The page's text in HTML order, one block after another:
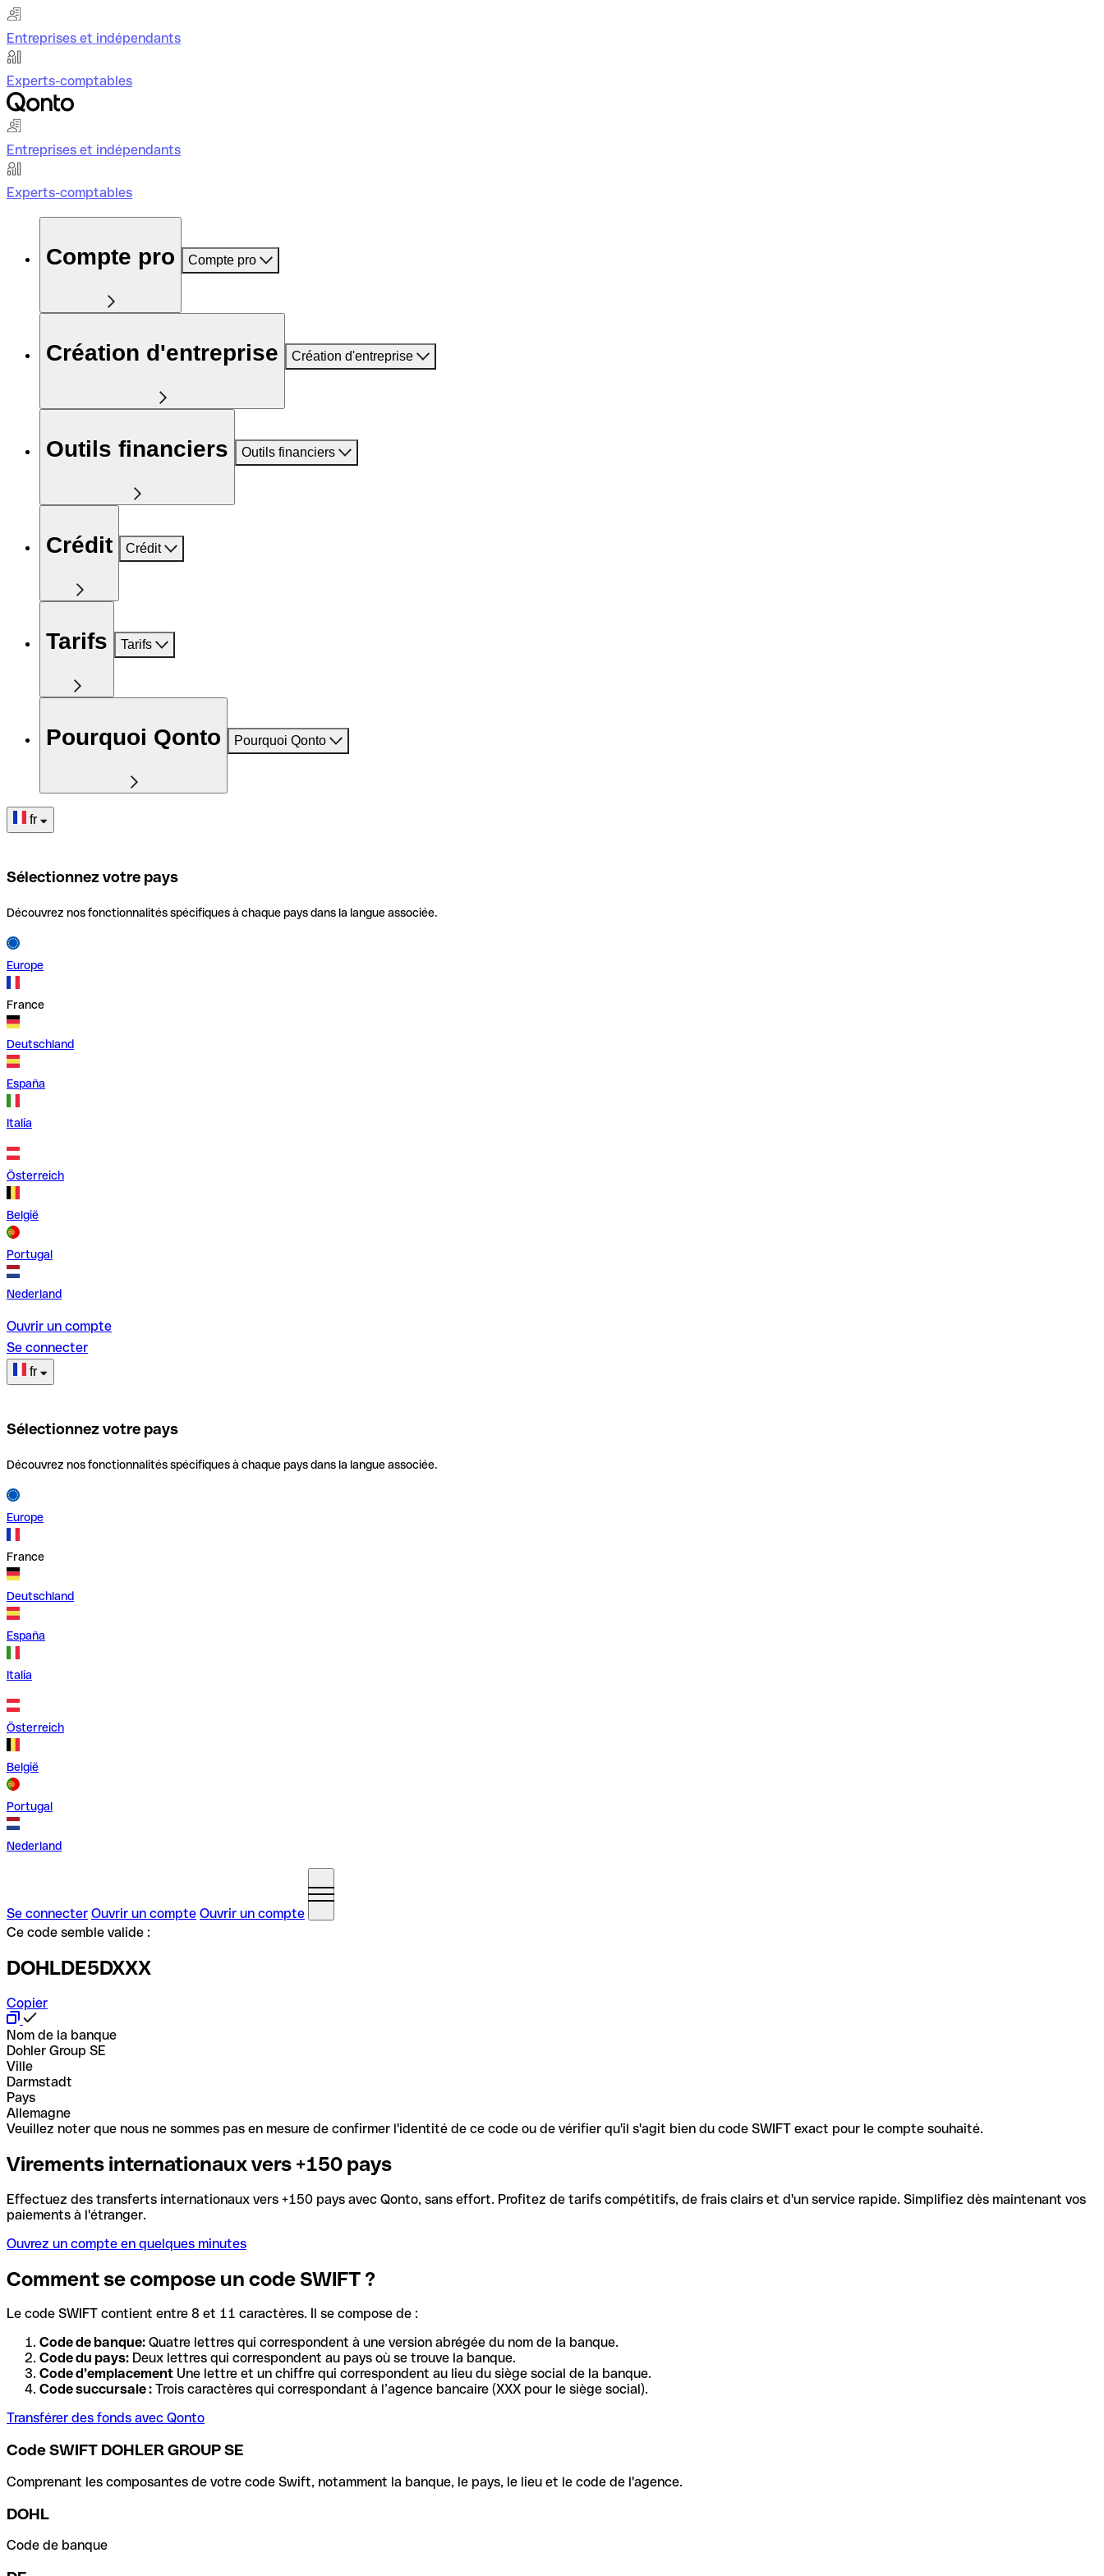
Entreprises et indépendants
Experts-comptables
Entreprises et indépendants
Experts-comptables
Compte pro Compte pro
Création d'entreprise Création d'entreprise
Outils financiers Outils financiers
Crédit Crédit
Tarifs Tarifs
Pourquoi Qonto Pourquoi Qonto
fr
Sélectionnez votre pays
Découvrez nos fonctionnalités spécifiques à chaque pays dans la langue associée.
Europe
France
Deutschland
España
Italia
Österreich
België
Portugal
Nederland
Ouvrir un compte
Se connecter
fr
Sélectionnez votre pays
Découvrez nos fonctionnalités spécifiques à chaque pays dans la langue associée.
Europe
France
Deutschland
España
Italia
Österreich
België
Portugal
Nederland
Se connecter Ouvrir un compte Ouvrir un compte
Ce code semble valide :
DOHLDE5DXXX
Copier
Nom de la banque
Dohler Group SE
Ville
Darmstadt
Pays
Allemagne
Veuillez noter que nous ne sommes pas en mesure de confirmer l'identité de ce code ou de vérifier qu'il s'agit bien du code SWIFT exact pour le compte souhaité.
Virements internationaux vers +150 pays
Effectuez des transferts internationaux vers +150 pays avec Qonto, sans effort. Profitez de tarifs compétitifs, de frais clairs et d'un service rapide. Simplifiez dès maintenant vos
paiements à l'étranger.
Ouvrez un compte en quelques minutes
Comment se compose un code SWIFT ?
Le code SWIFT contient entre 8 et 11 caractères. Il se compose de :
Code de banque: Quatre lettres qui correspondent à une version abrégée du nom de la banque.
Code du pays: Deux lettres qui correspondent au pays où se trouve la banque.
Code d’emplacement Une lettre et un chiffre qui correspondent au lieu du siège social de la banque.
Code succursale : Trois caractères qui correspondant à l’agence bancaire (XXX pour le siège social).
Transférer des fonds avec Qonto
Code SWIFT DOHLER GROUP SE
Comprenant les composantes de votre code Swift, notamment la banque, le pays, le lieu et le code de l'agence.
DOHL
Code de banque